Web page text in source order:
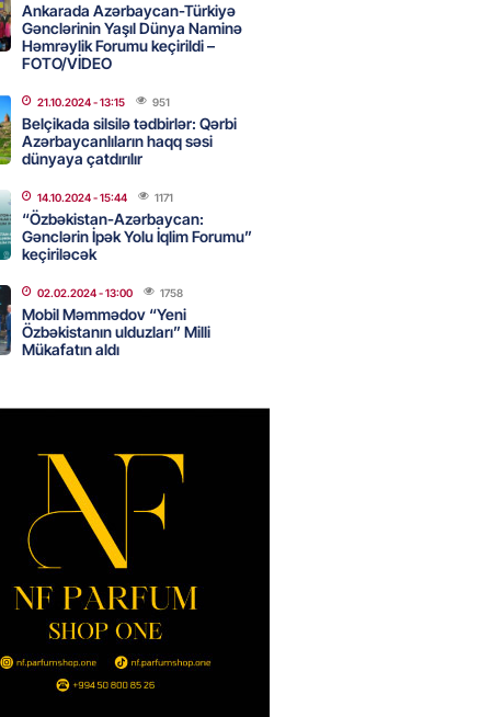
avtomobil qaçıran və
- 14:15 80
karta istədiyiniz qədər
edə bilərsiniz – VİDEO
avtomobildə Paşinyana nə
- 13:45 81
Abel Məhərrəmovun oğlu
SƏRƏNCAM
- 13:30
Xəzər Fərhadov ilə bağlı
- 13:15
Ankarada Azərbaycan-Türkiyə
Gənclərinin Yaşıl Dünya Naminə
Həmrəylik Forumu keçirildi –
FOTO/VİDEO
21.10.2024- 13:15 951
Belçikada silsilə tədbirlər: Qərbi
Azərbaycanlıların haqq səsi
dünyaya çatdırılır
14.10.2024- 15:44 1171
“Özbəkistan-Azərbaycan:
Gənclərin İpək Yolu İqlim Forumu”
keçiriləcək
02.02.2024- 13:00 1758
Mobil Məmmədov “Yeni
Özbəkistanın ulduzları” Milli
Mükafatın aldı